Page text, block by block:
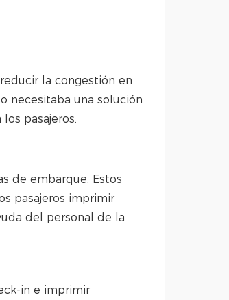
la congestión en
necesitaba una solución
pasajeros.
de embarque. Estos
pasajeros imprimir
del personal de la
in e imprimir